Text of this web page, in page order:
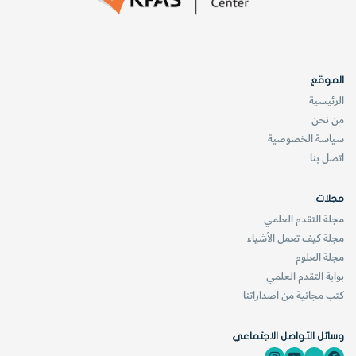
الموقع
الرئيسية
من نحن
سياسة الخصوصية
اتصل بنا
مجلات
مجلة التقدم العلمي
مجلة كيف تعمل الأشياء
مجلة العلوم
بوابة التقدم العلمي
كتب مجانية من اصداراتنا
وسائل التواصل الاجتماعي